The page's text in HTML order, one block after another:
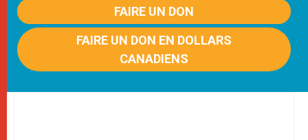
FAIRE UN DON
FAIRE UN DON EN DOLLARS
CANADIENS